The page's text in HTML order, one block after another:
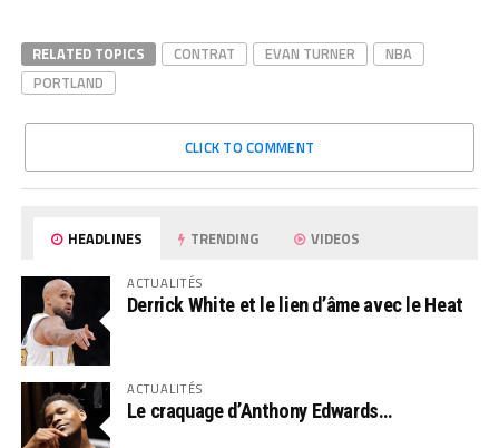
RELATED TOPICS CONTRAT EVAN TURNER
NBA
PORTLAND
CLICK TO COMMENT
HEADLINES TRENDING VIDEOS
ACTUALITÉS
Derrick White et le lien d’âme avec le Heat
ACTUALITÉS
Le craquage d’Anthony Edwards…